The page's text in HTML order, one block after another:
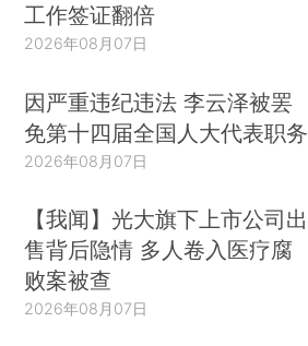
工作签证翻倍
2026年08月07日
因严重违纪违法 李云泽被罢
免第十四届全国人大代表职务
2026年08月07日
【我闻】光大旗下上市公司出
售背后隐情 多人卷入医疗腐
败案被查
2026年08月07日